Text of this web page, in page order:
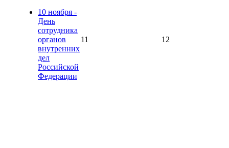
10 ноября -
День
сотрудника
органов
внутренних
дел
Российской
Федерации
11 12